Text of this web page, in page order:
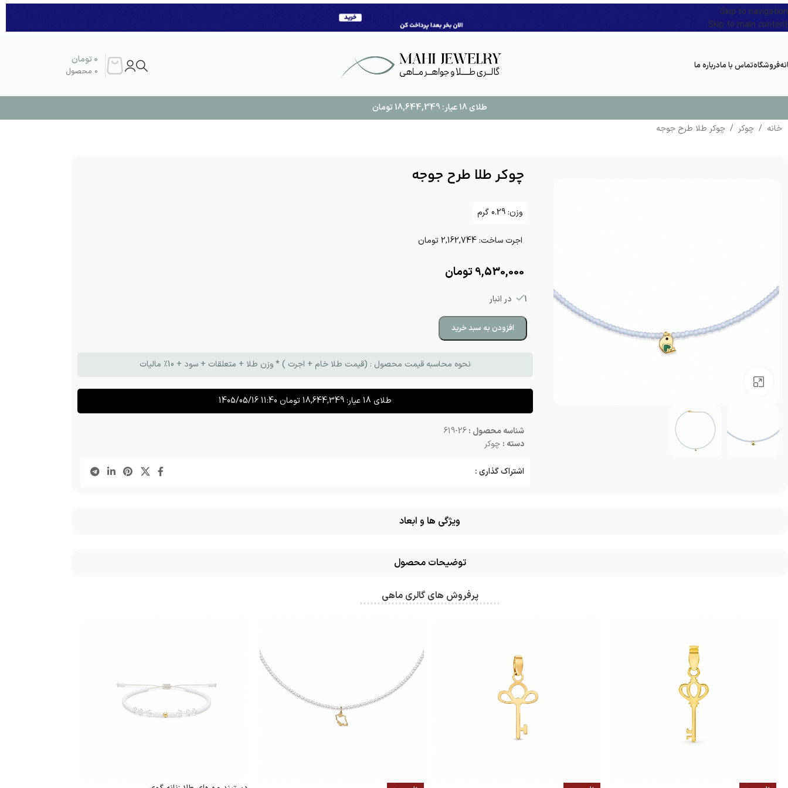
Skip to navigation
Skip to main content
فروشگاهتماس با مادرباره ما 0 محصول
0 تومان
طلای 18 عیار: 18,644,349 تومان
خانه / چوکر / چوکر طلا طرح جوجه
چوکر طلا طرح جوجه
وزن:0.29گرم
اجرت ساخت:2,162,744 تومان
9,530,000تومان
1 در انبار
افزودن به سبد خرید
نحوه محاسبه قیمت محصول : (قیمت طلا خام + اجرت ) * وزن طلا + متعلقات + سود + 10٪ مالیات
طلای 18 عیار: 18,644,349تومان 1405/05/16 11:40
شناسه محصول :26-619
دسته : چوکر
اشتراک گذاری :
ویژگی ها و ابعاد
توضیحات محصول
پرفروش های گالری ماهی